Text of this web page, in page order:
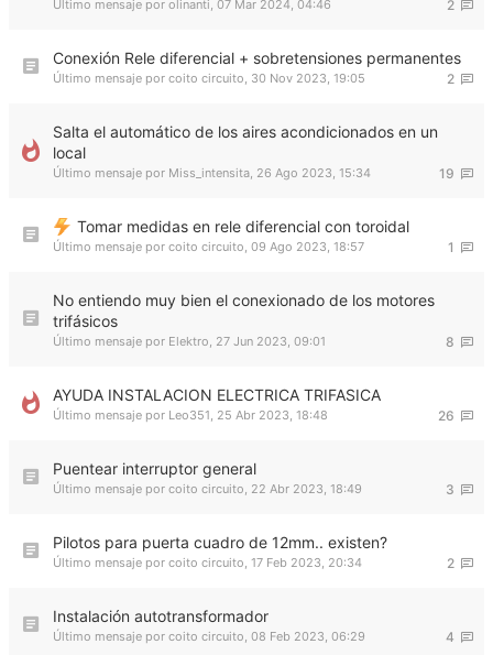
2
Último mensaje por olinanti, 07 Mar 2024, 04:46
Conexión Rele diferencial + sobretensiones permanentes
2
Último mensaje por coito circuito, 30 Nov 2023, 19:05
Salta el automático de los aires acondicionados en un
local
19
Último mensaje por Miss_intensita, 26 Ago 2023, 15:34
Tomar medidas en rele diferencial con toroidal
1
Último mensaje por coito circuito, 09 Ago 2023, 18:57
No entiendo muy bien el conexionado de los motores
trifásicos
8
Último mensaje por Elektro, 27 Jun 2023, 09:01
AYUDA INSTALACION ELECTRICA TRIFASICA
26
Último mensaje por Leo351, 25 Abr 2023, 18:48
Puentear interruptor general
3
Último mensaje por coito circuito, 22 Abr 2023, 18:49
Pilotos para puerta cuadro de 12mm.. existen?
2
Último mensaje por coito circuito, 17 Feb 2023, 20:34
Instalación autotransformador
4
Último mensaje por coito circuito, 08 Feb 2023, 06:29